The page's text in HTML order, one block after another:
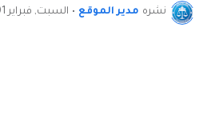
نشره مدير الموقع • السبت, فبراير 01, 2020